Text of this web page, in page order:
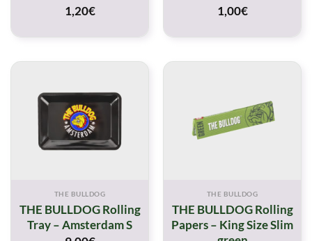
1,20€
1,00€
THE BULLDOG
THE BULLDOG Rolling
Tray – Amsterdam S
THE BULLDOG
THE BULLDOG Rolling
Papers – King Size Slim